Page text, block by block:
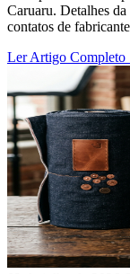
Caruaru. Detalhes
contatos de
Ler Artigo